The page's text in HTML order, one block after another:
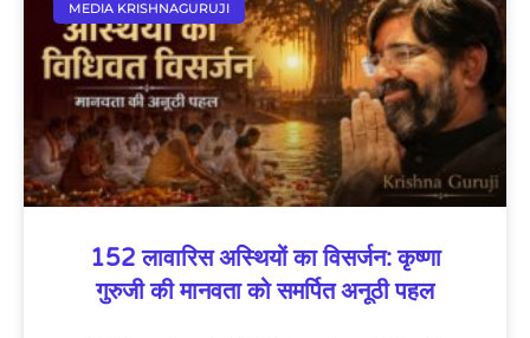
MEDIA KRISHNAGURUJI
152 लावारिस अस्थियों का विसर्जन: कृष्णा
गुरुजी की मानवता को समर्पित अनूठी पहल